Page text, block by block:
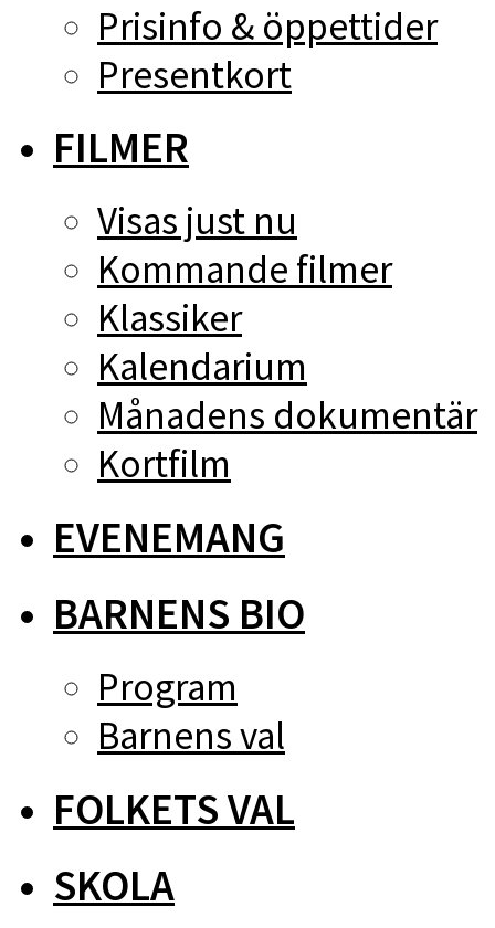
Prisinfo & öppettider
Presentkort
FILMER
Visas just nu
Kommande filmer
Klassiker
Kalendarium
Månadens dokumentär
Kortfilm
EVENEMANG
BARNENS BIO
Program
Barnens val
FOLKETS VAL
SKOLA